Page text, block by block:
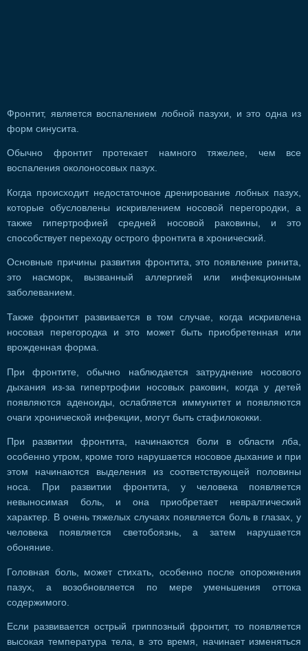
Фронтит, является воспалением лобной пазухи, и это одна из
форм синусита.
Обычно фронтит протекает намного тяжелее, чем все
воспаления околоносовых пазух.
Когда происходит недостаточное дренирование лобных пазух,
которые обусловлены искривлением носовой перегородки, а
также гипертрофией средней носовой раковины, и это
способствует переходу острого фронтита в хронический.
Основные причины развития фронтита, это появление ринита,
это насморк, вызванный аллергией или инфекционным
заболеванием.
Также фронтит развивается в том случае, когда искривлена
носовая перегородка и это может быть приобретенная или
врожденная форма.
При фронтите, обычно наблюдается затруднение носового
дыхания из-за гипертрофии носовых раковин, когда у детей
появляются аденоиды, ослабляется иммунитет и появляются
очаги хронической инфекции, могут быть стафилококки.
При развитии фронтита, начинаются боли в области лба,
особенно утром, кроме того нарушается носовое дыхание и при
этом начинаются выделения из соответствующей половины
носа. При развитии фронтита, у человека появляется
невыносимая боль, и она приобретает невралгический
характер. В очень тяжелых случаях появляется боль в глазах, у
человека появляется светобоязнь, а затем нарушается
обоняние.
Головная боль, может стихать, особенно после опорожнения
пазух, а возобновляется по мере уменьшения оттока
содержимого.
Если развивается острый гриппозный фронтит, то появляется
высокая температура тела, в это время, начинает изменяться